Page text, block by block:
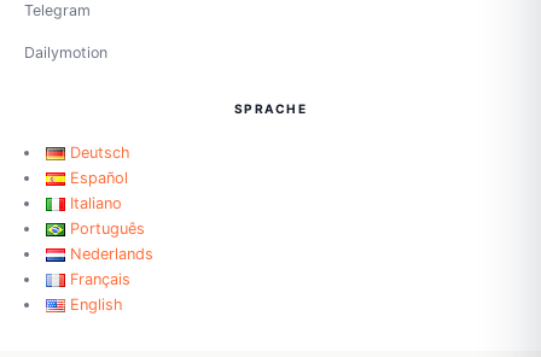
Telegram
Dailymotion
SPRACHE
Deutsch
Español
Italiano
Português
Nederlands
Français
English